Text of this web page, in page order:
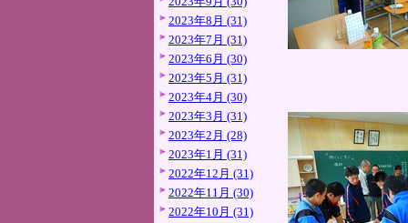
2023年8月 (31)
2023年7月 (31)
2023年6月 (30)
2023年5月 (31)
2023年4月 (30)
2023年3月 (31)
2023年2月 (28)
2023年1月 (31)
2022年12月 (31)
2022年11月 (30)
2022年10月 (31)